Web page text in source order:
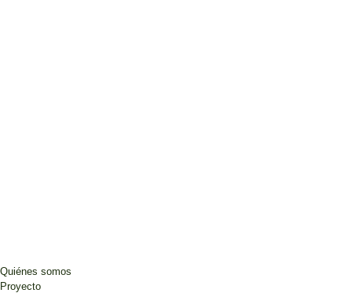
Quiénes somos
Proyecto